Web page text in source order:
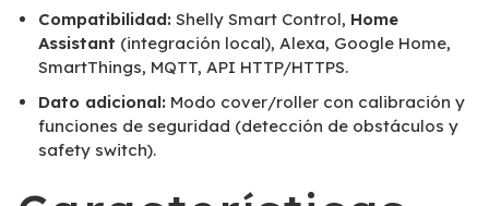
Compatibilidad: Shelly Smart Control, Home
Assistant (integración local), Alexa, Google Home,
SmartThings, MQTT, API HTTP/HTTPS.
Dato adicional: Modo cover/roller con calibración y
funciones de seguridad (detección de obstáculos y
safety switch).